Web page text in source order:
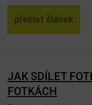
přečíst článek
JAK SDÍLET
FOTKÁCH